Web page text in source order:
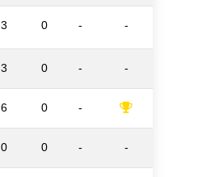
3 0 - -
3 0 - -
6 0 -
0 0 - -